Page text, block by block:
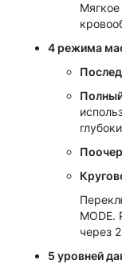
4 режима
MODE.
через
5 уровней